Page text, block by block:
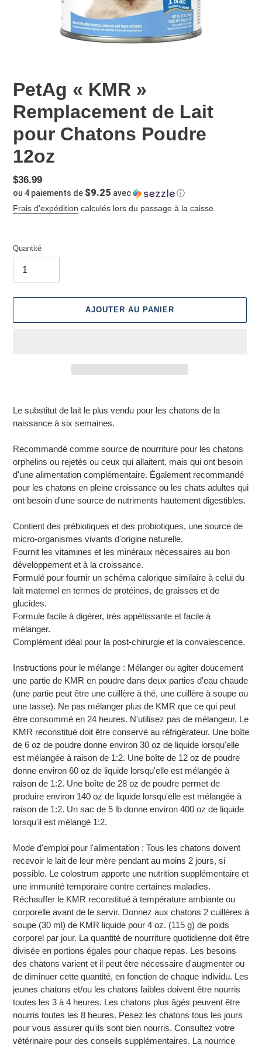
PetAg « KMR »
Remplacement de Lait
pour Chatons Poudre
12oz
Prix
normal
$36.99
ou 4 paiements de $9.25 avec
ⓘ
Frais d'expédition calculés lors du passage à la caisse.
Quantité
AJOUTER AU PANIER
produit
à
panier
Le substitut de lait le plus vendu pour les chatons de la
naissance à six semaines.
Recommandé comme source de nourriture pour les chatons
orphelins ou rejetés ou ceux qui allaitent, mais qui ont besoin
d'une alimentation complémentaire. Également recommandé
pour les chatons en pleine croissance ou les chats adultes qui
ont besoin d'une source de nutriments hautement digestibles.
Contient des prébiotiques et des probiotiques, une source de
micro-organismes vivants d'origine naturelle.
Fournit les vitamines et les minéraux nécessaires au bon
développement et à la croissance.
Formulé pour fournir un schéma calorique similaire à celui du
lait maternel en termes de protéines, de graisses et de
glucides.
Formule facile à digérer, très appétissante et facile à
mélanger.
Complément idéal pour la post-chirurgie et la convalescence.
Instructions pour le mélange : Mélanger ou agiter doucement
une partie de KMR en poudre dans deux parties d'eau chaude
(une partie peut être une cuillère à thé, une cuillère à soupe ou
une tasse). Ne pas mélanger plus de KMR que ce qui peut
être consommé en 24 heures. N'utilisez pas de mélangeur. Le
KMR reconstitué doit être conservé au réfrigérateur. Une boîte
de 6 oz de poudre donne environ 30 oz de liquide lorsqu'elle
est mélangée à raison de 1:2. Une boîte de 12 oz de poudre
donne environ 60 oz de liquide lorsqu'elle est mélangée à
raison de 1:2. Une boîte de 28 oz de poudre permet de
produire environ 140 oz de liquide lorsqu'elle est mélangée à
raison de 1:2. Un sac de 5 lb donne environ 400 oz de liquide
lorsqu'il est mélangé 1:2.
Mode d'emploi pour l'alimentation : Tous les chatons doivent
recevoir le lait de leur mère pendant au moins 2 jours, si
possible. Le colostrum apporte une nutrition supplémentaire et
une immunité temporaire contre certaines maladies.
Réchauffer le KMR reconstitué à température ambiante ou
corporelle avant de le servir. Donnez aux chatons 2 cuillères à
soupe (30 ml) de KMR liquide pour 4 oz. (115 g) de poids
corporel par jour. La quantité de nourriture quotidienne doit être
divisée en portions égales pour chaque repas. Les besoins
des chatons varient et il peut être nécessaire d'augmenter ou
de diminuer cette quantité, en fonction de chaque individu. Les
jeunes chatons et/ou les chatons faibles doivent être nourris
toutes les 3 à 4 heures. Les chatons plus âgés peuvent être
nourris toutes les 8 heures. Pesez les chatons tous les jours
pour vous assurer qu'ils sont bien nourris. Consultez votre
vétérinaire pour des conseils supplémentaires. La nourrice